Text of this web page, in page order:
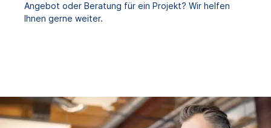
Angebot oder Beratung für ein Projekt? Wir helfen
Ihnen gerne weiter.